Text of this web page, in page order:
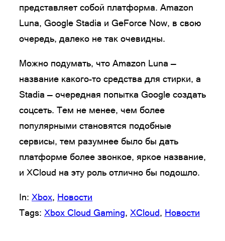
представляет собой платформа. Amazon
Luna, Google Stadia и GeForce Now, в свою
очередь, далеко не так очевидны.
Можно подумать, что Amazon Luna —
название какого-то средства для стирки, а
Stadia — очередная попытка Google создать
соцсеть. Тем не менее, чем более
популярными становятся подобные
сервисы, тем разумнее было бы дать
платформе более звонкое, яркое название,
и XCloud на эту роль отлично бы подошло.
In: Xbox, Новости
Tags: Xbox Cloud Gaming, XCloud, Новости